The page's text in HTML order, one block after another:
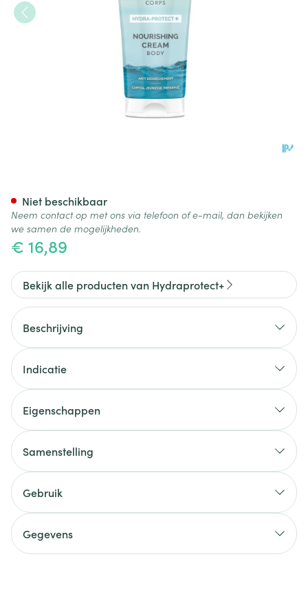
€ 16,89
Niet beschikbaar
Neem contact op met ons via telefoon of e-mail, dan bekijken
we samen de mogelijkheden.
Bekijk alle producten van Hydraprotect+
Beschrijving
Indicatie
Eigenschappen
Samenstelling
Gebruik
Gegevens